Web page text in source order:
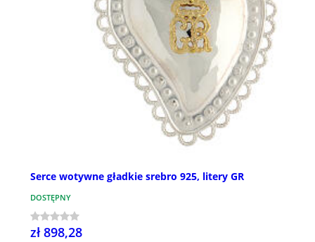
Serce wotywne gładkie srebro 925, litery GR
DOSTĘPNY
zł 898,28